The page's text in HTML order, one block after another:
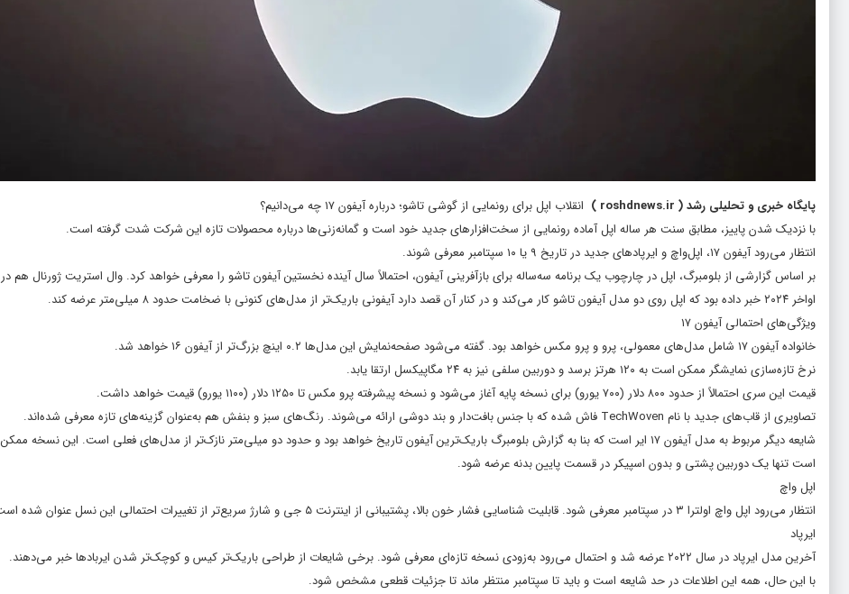
پایگاه خبری و تحلیلی رشد(
roshdnews.ir
) انقلاب اپل برای رونمایی از گوشی تاشو؛ درباره آیفون ۱۷ چه می‌دانیم؟
با نزدیک شدن پاییز، مطابق سنت هر ساله اپل آماده رونمایی از سخت‌افزارهای جدید خود است و گمانه‌زنی‌ها درباره محصولات تازه این شرکت شدت گرفته است.
انتظار می‌رود آیفون ۱۷، اپل‌واچ و ایرپادهای جدید در تاریخ ۹ یا ۱۰ سپتامبر معرفی شوند.
بر اساس گزارشی از بلومبرگ، اپل در چارچوب یک برنامه سه‌ساله برای بازآفرینی آیفون، احتمالاً سال آینده نخستین آیفون تاشو را معرفی خواهد کرد. وال استریت ژورنال هم در
اواخر ۲۰۲۴ خبر داده بود که اپل روی دو مدل آیفون تاشو کار می‌کند و در کنار آن قصد دارد آیفونی باریک‌تر از مدل‌های کنونی با ضخامت حدود ۸ میلی‌متر عرضه کند.
ویژگی‌های احتمالی آیفون ۱۷
خانواده آیفون ۱۷ شامل مدل‌های معمولی، پرو و پرو مکس خواهد بود. گفته می‌شود صفحه‌نمایش این مدل‌ها ۰.۲ اینچ بزرگ‌تر از آیفون ۱۶ خواهد شد.
نرخ تازه‌سازی نمایشگر ممکن است به ۱۲۰ هرتز برسد و دوربین سلفی نیز به ۲۴ مگاپیکسل ارتقا یابد.
قیمت این سری احتمالاً از حدود ۸۰۰ دلار (۷۰۰ یورو) برای نسخه پایه آغاز می‌شود و نسخه پیشرفته پرو مکس تا ۱۲۵۰ دلار (۱۱۰۰ یورو) قیمت خواهد داشت.
تصاویری از قاب‌های جدید با نام TechWoven فاش شده که با جنس بافت‌دار و بند دوشی ارائه می‌شوند. رنگ‌های سبز و بنفش هم به‌عنوان گزینه‌های تازه معرفی شده‌اند.
شایعه دیگر مربوط به مدل آیفون ۱۷ ایر است که بنا به گزارش بلومبرگ باریک‌ترین آیفون تاریخ خواهد بود و حدود دو میلی‌متر نازک‌تر از مدل‌های فعلی است. این نسخه ممکن
است تنها یک دوربین پشتی و بدون اسپیکر در قسمت پایین بدنه عرضه شود.
اپل واچ
انتظار می‌رود اپل واچ اولترا ۳ در سپتامبر معرفی شود. قابلیت شناسایی فشار خون بالا، پشتیبانی از اینترنت ۵ جی و شارژ سریع‌تر از تغییرات احتمالی این نسل عنوان شده است.
ایرپاد
آخرین مدل ایرپاد در سال ۲۰۲۲ عرضه شد و احتمال می‌رود به‌زودی نسخه تازه‌ای معرفی شود. برخی شایعات از طراحی باریک‌تر کیس و کوچک‌تر شدن ایربادها خبر می‌دهند.
با این حال، همه این اطلاعات در حد شایعه است و باید تا سپتامبر منتظر ماند تا جزئیات قطعی مشخص شود.